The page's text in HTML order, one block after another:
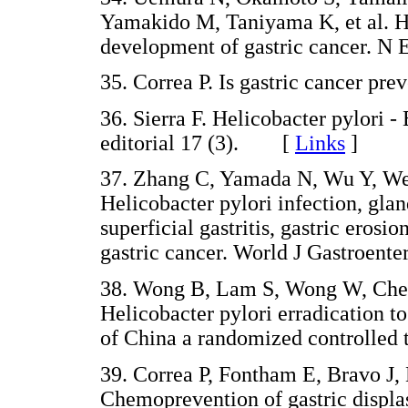
Yamakido M, Taniyama K, et al.
development of gastric cancer.
35. Correa P. Is gastric cancer
36. Sierra F. Helicobacter pylori -
editorial 17 (3). [ Links ]
37. Zhang C, Yamada N, Wu Y,
Helicobacter pylori infection,
superficial gastritis, gastric
gastric cancer. World J
38. Wong B, Lam S, Wong W,
Helicobacter pylori erradication
of China a randomized
39. Correa P, Fontham E, Bravo
Chemoprevention of gastric